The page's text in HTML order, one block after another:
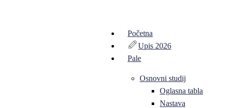
Početna
Upis 2026
Pale
Osnovni studij
Oglasna tabla
Nastava